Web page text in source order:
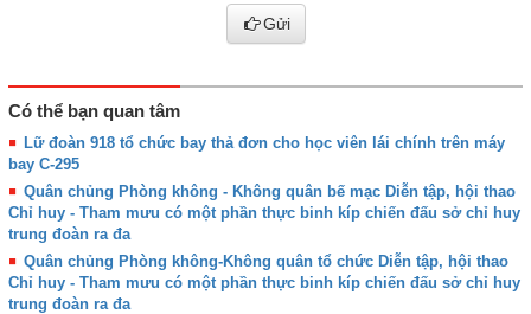
Gửi
Có thể bạn quan tâm
Lữ đoàn 918 tổ chức bay thả đơn cho học viên lái chính trên máy
bay C-295
Quân chủng Phòng không - Không quân bế mạc Diễn tập, hội thao
Chỉ huy - Tham mưu có một phần thực binh kíp chiến đấu sở chỉ huy
trung đoàn ra đa
Quân chủng Phòng không-Không quân tổ chức Diễn tập, hội thao
Chỉ huy - Tham mưu có một phần thực binh kíp chiến đấu sở chỉ huy
trung đoàn ra đa